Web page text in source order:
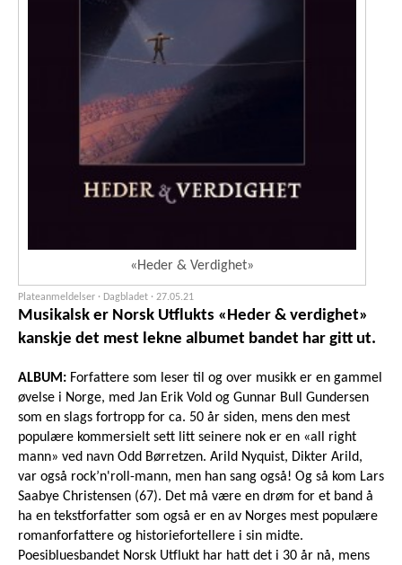
«Heder & Verdighet»
Plateanmeldelser · Dagbladet · 27.05.21
Musikalsk er Norsk Utflukts «Heder & verdighet»
kanskje det mest lekne albumet bandet har gitt ut.
ALBUM: Forfattere som leser til og over musikk er en gammel
øvelse i Norge, med Jan Erik Vold og Gunnar Bull Gundersen
som en slags fortropp for ca. 50 år siden, mens den mest
populære kommersielt sett litt seinere nok er en «all right
mann» ved navn Odd Børretzen. Arild Nyquist, Dikter Arild,
var også rock’n'roll-mann, men han sang også! Og så kom Lars
Saabye Christensen (67). Det må være en drøm for et band å
ha en tekstforfatter som også er en av Norges mest populære
romanforfattere og historiefortellere i sin midte.
Poesibluesbandet Norsk Utflukt har hatt det i 30 år nå, mens